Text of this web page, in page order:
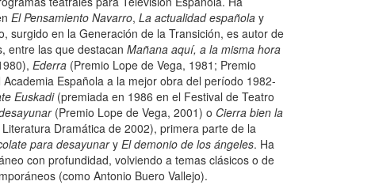
El Pensamiento Navarro, La actualidad española y
surgido en la Generación de la Transición, es autor de
entre las que destacan Mañana aquí, a la misma hora
Ederra (Premio Lope de Vega, 1981; Premio
Española a la mejor obra del período 1982-
Euskadi(premiada en 1986 en el Festival de Teatro
(Premio Lope de Vega, 2001) o Cierra bien la
Dramática de 2002), primera parte de la
para desayunary El demonio de los ángeles. Ha
con profundidad, volviendo a temas clásicos o de
(como Antonio Buero Vallejo).